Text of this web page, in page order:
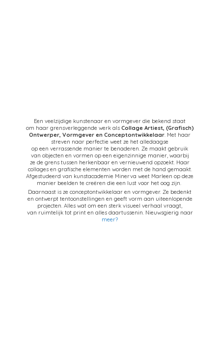
Een veelzijdige kunstenaar en vormgever die bekend staat
om haar grensverleggende werk als Collage Artiest, (Grafisch)
Ontwerper, Vormgever en Conceptontwikkelaar. Met haar
streven naar perfectie weet ze het alledaagse
op een verrassende manier te benaderen. Ze maakt gebruik
van objecten en vormen op een eigenzinnige manier, waarbij
ze de grens tussen herkenbaar en vernieuwend opzoekt. Haar
collages en grafische elementen worden met de hand gemaakt.
Afgestudeerd van kunstacademie Minerva weet Marleen op deze
manier beelden te creëren die een lust voor het oog zijn.
Daarnaast is ze conceptontwikkelaar en vormgever. Ze bedenkt
en ontwerpt tentoonstellingen en geeft vorm aan uiteenlopende
projecten. Alles wat om een sterk visueel verhaal vraagt,
van ruimtelijk tot print en alles daartussenin. Nieuwsgierig naar
meer?